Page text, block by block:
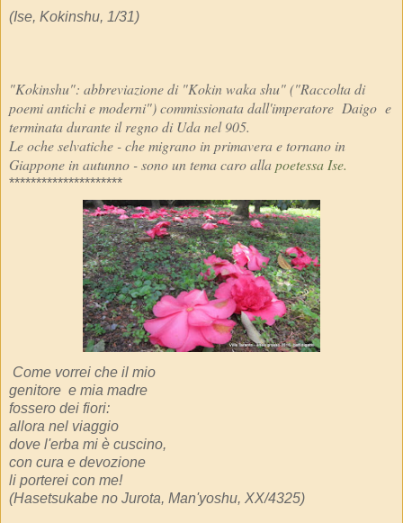
(Ise, Kokinshu, 1/31)
"Kokinshu": abbreviazione di "Kokin waka shu" ("Raccolta di
poemi antichi e moderni") commissionata dall'imperatore Daigo e
terminata durante il regno di Uda nel 905.
Le oche selvatiche - che migrano in primavera e tornano in
Giappone in autunno - sono un tema caro allapoetessa Ise.
*********************
Come vorrei che il mio
genitore e mia madre
fossero dei fiori:
allora nel viaggio
dove l'erba mi è cuscino,
con cura e devozione
li porterei con me!
(Hasetsukabe no Jurota, Man'yoshu, XX/4325)